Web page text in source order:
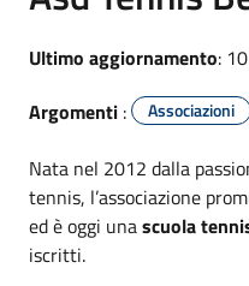
Ultimo aggiornamento:
Argomenti : Associazioni
Nata nel 2012 dalla
tennis, l’associazione
ed è oggi unascuola
iscritti.